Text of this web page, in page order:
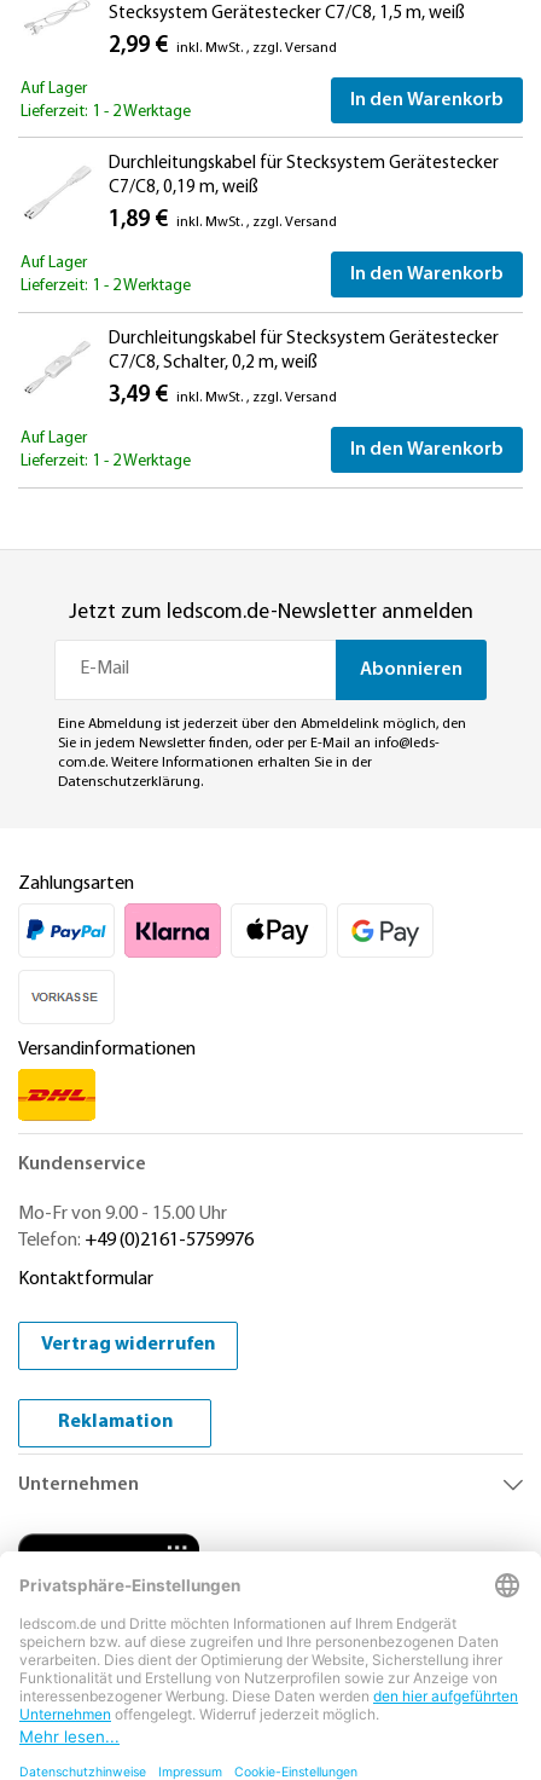
Stecksystem Gerätestecker C7/C8, 1,5 m, weiß
2,99 € inkl. MwSt. , zzgl. Versand
Auf Lager
Lieferzeit: 1 - 2 Werktage
In den Warenkorb
Durchleitungskabel für Stecksystem Gerätestecker
C7/C8, 0,19 m, weiß
1,89 € inkl. MwSt. , zzgl. Versand
Auf Lager
Lieferzeit: 1 - 2 Werktage
In den Warenkorb
Durchleitungskabel für Stecksystem Gerätestecker
C7/C8, Schalter, 0,2 m, weiß
3,49 € inkl. MwSt. , zzgl. Versand
Auf Lager
Lieferzeit: 1 - 2 Werktage
In den Warenkorb
Jetzt zum ledscom.de-Newsletter anmelden
Abonnieren
Eine Abmeldung ist jederzeit über den Abmeldelink möglich, den
Sie in jedem Newsletter finden, oder per E-Mail an info@leds-
com.de. Weitere Informationen erhalten Sie in der
Datenschutzerklärung.
Zahlungsarten
Versandinformationen
Kundenservice
Mo-Fr von 9.00 - 15.00 Uhr
Telefon: +49 (0)2161-5759976
Kontaktformular
Vertrag widerrufen
Reklamation
Unternehmen